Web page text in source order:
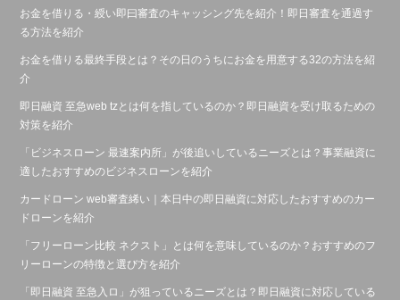
お金を借りる・綬い即曰審査のキャッシング先を紹介！即日審査を通過す
る方法を紹介
お金を借りる最終手段とは？その日のうちにお金を用意する32の方法を紹
介
即日融資 至急web tzとは何を指しているのか？即日融資を受け取るための
対策を紹介
「ビジネスローン 最速案内所」が後追いしているニーズとは？事業融資に
適したおすすめのビジネスローンを紹介
カードローン web審査絺い｜本日中の即日融資に対応したおすすめのカー
ドローンを紹介
「フリーローン比較 ネクスト」とは何を意味しているのか？おすすめのフ
リーローンの特徴と選び方を紹介
「即日融資 至急入ロ」が狙っているニーズとは？即日融資に対応している